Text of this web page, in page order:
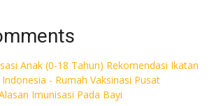
Anak (0-18 Tahun) Rekomendasi Ikatan
- Rumah Vaksinasi Pusat
Imunisasi Pada Bayi